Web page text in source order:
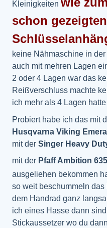
Kleinigkeiten
schon gezeigten
keine Nähmaschine in
auch mit mehren Lagen
2 oder 4 Lagen war das
Reißverschluss machte
ich mehr als 4 Lagen
Probiert habe ich das mit
Husqvarna Viking
mit der Singer Heavy
mit der Pfaff Ambition 635
ausgeliehen bekommen
so weit beschummeln
dem Handrad ganz
ich eines Hasse dann
Stickaussetzer wo du